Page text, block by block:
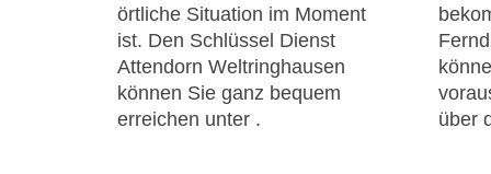
örtliche Situation im Moment
ist. Den Schlüssel Dienst
Attendorn Weltringhausen
können Sie ganz bequem
erreichen unter .
über